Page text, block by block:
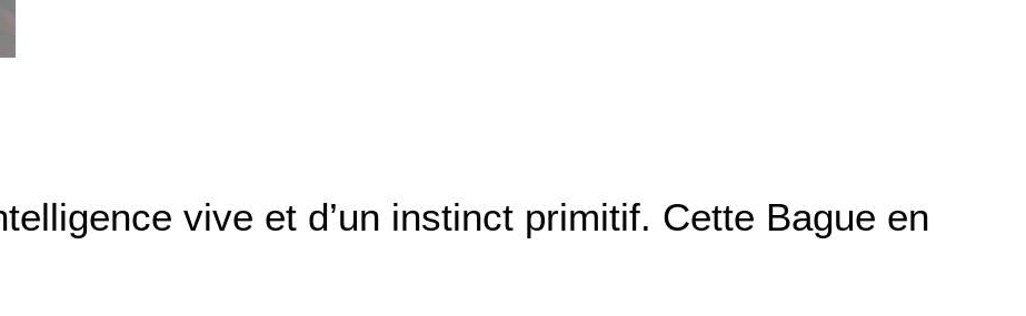
vive et d’un instinct primitif. Cette Bague en